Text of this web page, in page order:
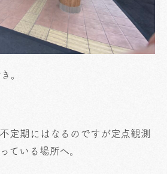
。
定期にはなるのですが定点観測
ている場所へ。